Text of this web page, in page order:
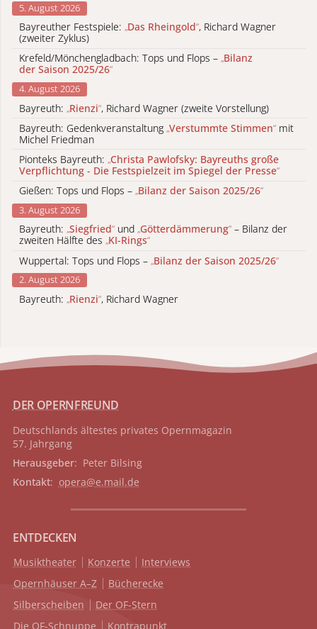
5. August 2026
Bayreuther Festspiele: „Das Rheingold“, Richard Wagner
(zweiter Zyklus)
Krefeld/Mönchengladbach: Tops und Flops – „Bilanz
der Saison 2025/26“
4. August 2026
Bayreuth: „Rienzi“, Richard Wagner (zweite Vorstellung)
Bayreuth: Gedenkveranstaltung „Verstummte Stimmen“ mit
Michel Friedman
Pionteks Bayreuth: „Christa Pawlofsky: Bayreuths große
Verpflichtung - Die Festspielzeit im Spiegel der Presse“
Gießen: Tops und Flops – „Bilanz der Saison 2025/26“
3. August 2026
Bayreuth: „Siegfried“ und „Götterdämmerung“ – Bilanz der
zweiten Hälfte des „KI-Rings“
Wuppertal: Tops und Flops – „Bilanz der Saison 2025/26“
2. August 2026
Bayreuth: „Rienzi“, Richard Wagner
DER OPERNFREUND
Deutschlands ältestes privates Opernmagazin
57. Jahrgang
Herausgeber: Peter Bilsing
Kontakt: opera@e.mail.de
ENTDECKEN
Musiktheater Konzerte
Interviews
Opernhäuser A–Z
Bücherecke
Silberscheiben
Der OF-Stern
Die OF-Schnuppe
Kontrapunkt